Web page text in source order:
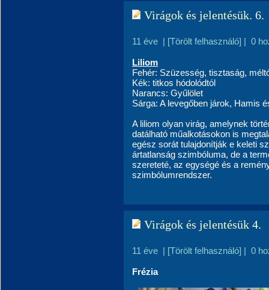
Virágok és jelentésük. 6.
11 éve | [Törölt felhasználó] | 0
Liliom
Fehér: Szüzesség, tisztaság,
Kék: titkos hódolódtól
Narancs: Gyűlölet
Sárga: A levegőben járok, Hamis
A liliom olyan virág, amelynek
datálható műalkotásokon is
egész sorát tulajdonítják e keleti
ártatlanság szimbóluma, de a
szereteté, az egységé és a
szimbólumrendszer.
Virágok és jelentésük 4.
11 éve | [Törölt felhasználó] | 0
Frézia